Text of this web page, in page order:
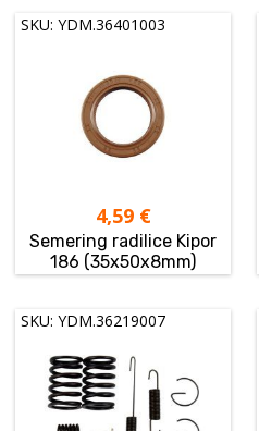
SKU: YDM.36401003
4,59 €
Semering radilice Kipor
186 (35x50x8mm)
SKU: YDM.36219007